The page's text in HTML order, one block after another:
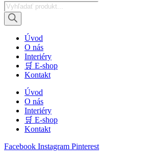
Products
search
Úvod
O nás
Interiéry
🛒 E-shop
Kontakt
Úvod
O nás
Interiéry
🛒 E-shop
Kontakt
Facebook Instagram Pinterest